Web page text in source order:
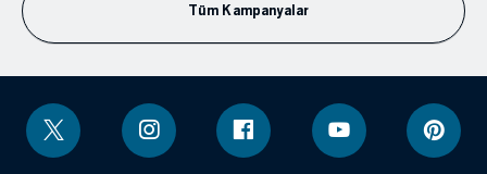
Tüm Kampanyalar